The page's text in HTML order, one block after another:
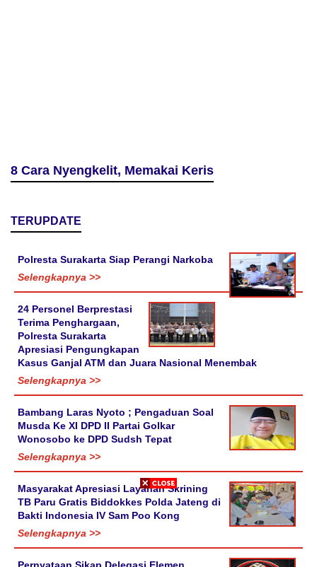
8 Cara Nyengkelit, Memakai Keris
TERUPDATE
Polresta Surakarta Siap Perangi Narkoba
Selengkapnya >>
24 Personel Berprestasi
Terima Penghargaan,
Polresta Surakarta
Apresiasi Pengungkapan
Kasus Ganjal ATM dan Juara Nasional Menembak
Selengkapnya >>
Bambang Laras Nyoto ; Pengaduan Soal
Musda Ke XI DPD II Partai Golkar
Wonosobo ke DPD Sudsh Tepat
Selengkapnya >>
Masyarakat Apresiasi Layanan Skrining
TB Paru Gratis Biddokkes Polda Jateng di
Bakti Indonesia IV Sam Poo Kong
Selengkapnya >>